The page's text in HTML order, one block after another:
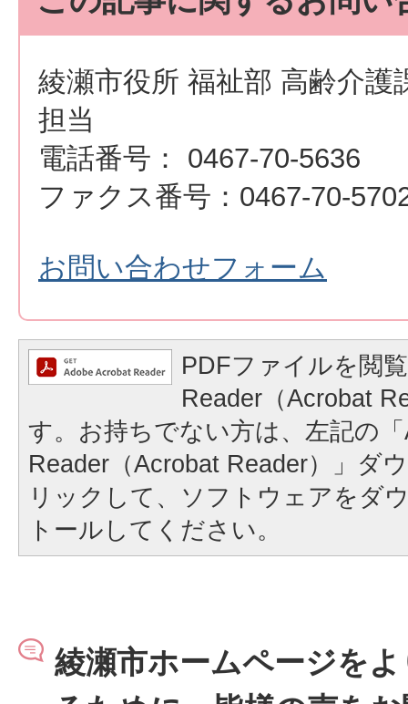
綾瀬市役所 福祉部 高齢介護
担当
電話番号： 0467-70-5636
ファクス番号：0467-70-
お問い合わせフォーム
PDFファイルを閲
Reader（Acrobat
す。お持ちでない方は、左記の
Reader（Acrobat Reader）」ダ
リックして、ソフトウェアをダ
トールしてください。
綾瀬市ホームページを